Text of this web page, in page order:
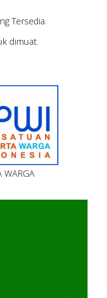
Tersedia.
dimuat.
WARGA